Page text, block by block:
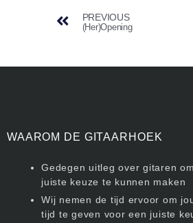
PREVIOUS
(Her)Opening
WAAROM DE GITAARHOEK
Gedegen uitleg over gitaren
juiste keuze te kunnen maken
Wij nemen de tijd ervoor om
tijd te geven voor een juiste